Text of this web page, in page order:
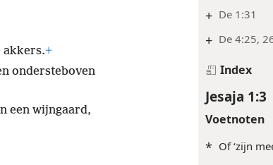
+ De 1:31
+ De 4:25,
Index
Jesaja 1:3
Voetnoten
* Of ‘zijn
akkers.+
ondersteboven
een wijngaard,